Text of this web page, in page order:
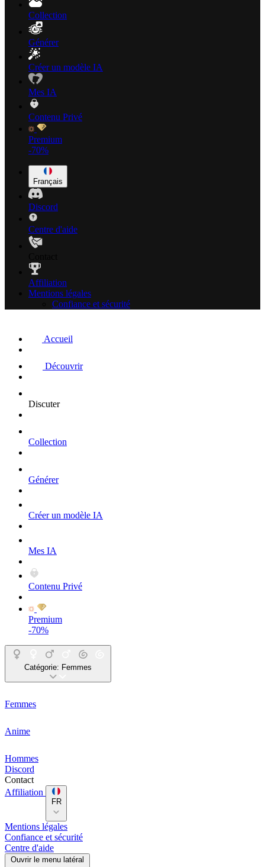
Collection
Générer
Créer un modèle IA
Mes IA
Contenu Privé
Premium
-70%
Français
Discord
Centre d'aide
Affiliation
Mentions légales
Confiance et sécurité
Accueil
Découvrir
Discuter
Collection
Générer
Créer un modèle IA
Mes IA
Contenu Privé
Premium
-70%
Catégorie: Femmes
Femmes
Anime
Hommes
Discord
Contact
Affiliation
FR
Mentions légales
Confiance et sécurité
Centre d'aide
Ouvrir le menu latéral